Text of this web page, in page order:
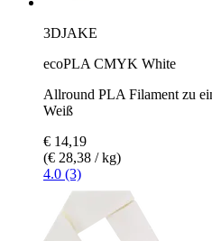
3DJAKE
ecoPLA CMYK White
Allround PLA Filament zu
Weiß
€ 14,19
(€ 28,38 / kg)
4.0 (3)